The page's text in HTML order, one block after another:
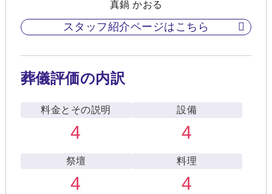
真鍋 かおる
スタッフ紹介ページはこちら
葬儀評価の内訳
料金とその説明
4
設備
4
祭壇
4
料理
4